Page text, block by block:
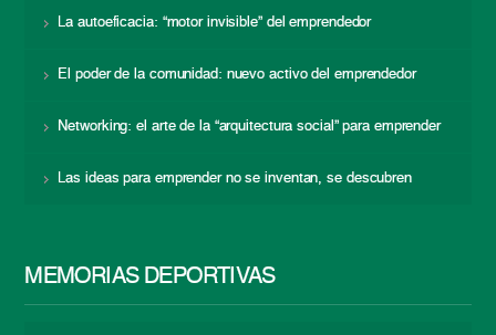
La autoeficacia: “motor invisible” del emprendedor
El poder de la comunidad: nuevo activo del emprendedor
Networking: el arte de la “arquitectura social” para emprender
Las ideas para emprender no se inventan, se descubren
MEMORIAS DEPORTIVAS